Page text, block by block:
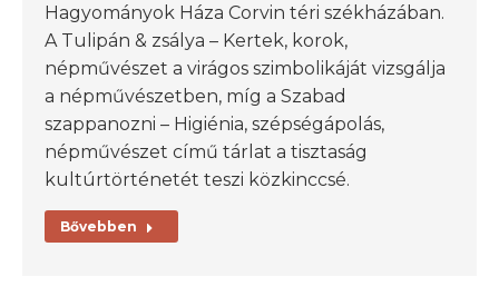
Hagyományok Háza Corvin téri székházában.
A Tulipán & zsálya – Kertek, korok,
népművészet a virágos szimbolikáját vizsgálja
a népművészetben, míg a Szabad
szappanozni – Higiénia, szépségápolás,
népművészet című tárlat a tisztaság
kultúrtörténetét teszi közkinccsé.
Bővebben